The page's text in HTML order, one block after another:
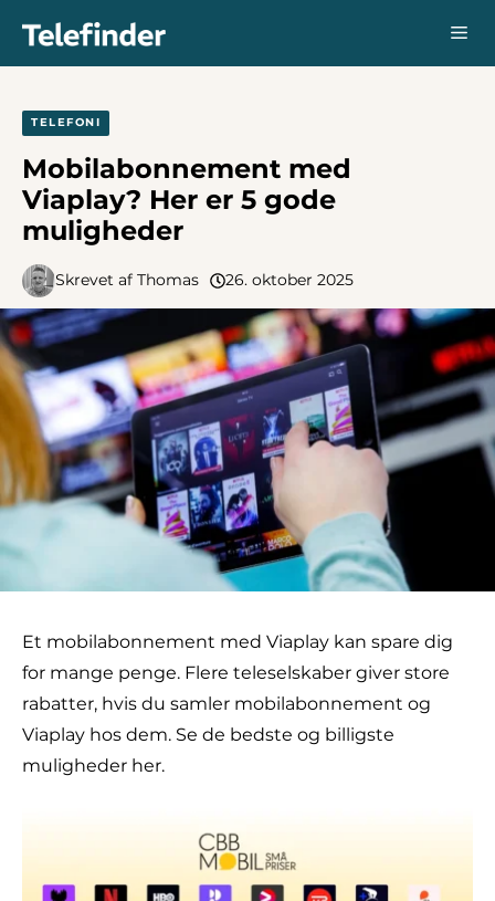
TELEFONI
Mobilabonnement med
Viaplay? Her er 5 gode
muligheder
Skrevet af Thomas 26. oktober 2025
Et mobilabonnement med Viaplay kan spare dig
for mange penge. Flere teleselskaber giver store
rabatter, hvis du samler mobilabonnement og
Viaplay hos dem. Se de bedste og billigste
muligheder her.